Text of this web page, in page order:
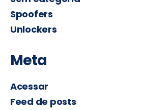
Spoofers
Unlockers
Meta
Acessar
Feed de posts